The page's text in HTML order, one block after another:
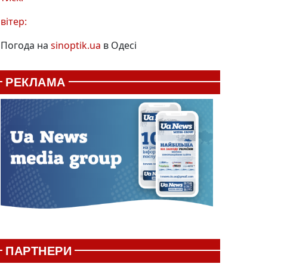
вітер:
Погода на sinoptik.ua в Одесі
РЕКЛАМА
ПАРТНЕРИ